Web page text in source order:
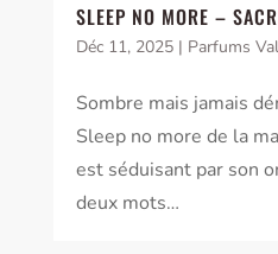
SLEEP NO MORE –
Déc 11, 2025| Parfums
Sombre mais jamais
Sleep no more de la
est séduisant par son
deux mots…